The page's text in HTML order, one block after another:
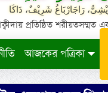
رَاجَارْبَاغُ شَرِيْفٌ، دَاكَا
প্রতিষ্ঠিত শরীয়তসম্মত
আজকের পত্রিকা